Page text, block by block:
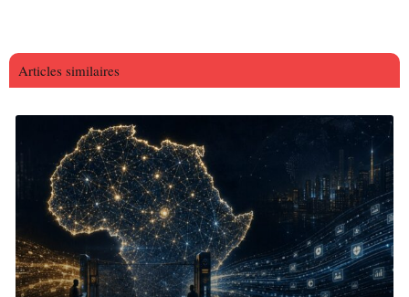
Articles similaires